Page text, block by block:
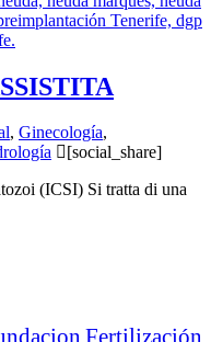
, Ginecología,
[social_share]
(ICSI) Si tratta di una
Fertilización